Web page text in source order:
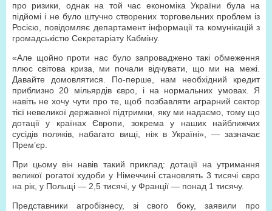
про ризики, однак на той час економіка України була на
підйомі і не було штучно створених торговельних проблем із
Росією, повідомляє департамент інформації та комунікацій з
громадськістю Секретаріату Кабміну.
«Але щойно проти нас було запроваджено такі обмеження
плюс світова криза, ми почали відчувати, що ми на межі.
Давайте домовлятися. По-перше, нам необхідний кредит
приблизно 20 мільярдів євро, і на нормальних умовах. Я
навіть не хочу чути про те, щоб позбавляти аграрний сектор
тієї невеликої державної підтримки, яку ми надаємо, тому що
дотації у країнах Європи, зокрема у наших найближчих
сусідів поляків, набагато вищі, ніж в Україні», — зазначає
Прем’єр.
При цьому він навів такий приклад: дотації на утримання
великої рогатої худоби у Німеччині становлять 3 тисячі євро
на рік, у Польщі — 2,5 тисячі, у Франції — понад 1 тисячу.
Представники агробізнесу, зі свого боку, заявили про